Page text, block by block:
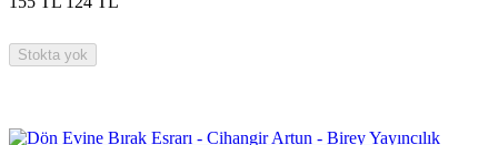
Stokta yok